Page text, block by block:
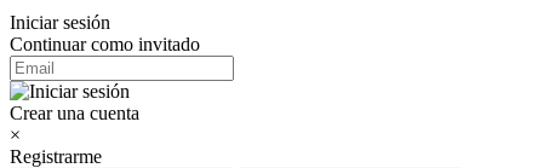
Iniciar sesión
Continuar como invitado
Crear una cuenta
×
Registrarme